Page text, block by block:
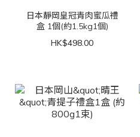
日本靜岡皇冠青肉蜜瓜禮
盒 1個(約1.5kg1個)
HK$498.00